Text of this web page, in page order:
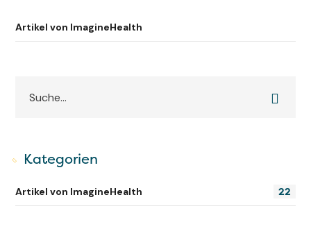
Artikel von ImagineHealth
Kategorien
Artikel von ImagineHealth 22